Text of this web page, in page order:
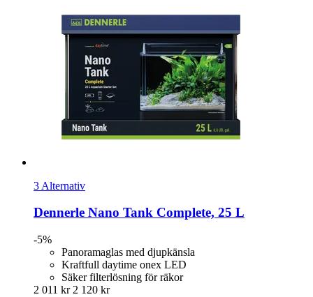
3 Alternativ
Dennerle Nano Tank Complete, 25 L
-5%
Panoramaglas med djupkänsla
Kraftfull daytime onex LED
Säker filterlösning för räkor
2 011 kr 2 120 kr